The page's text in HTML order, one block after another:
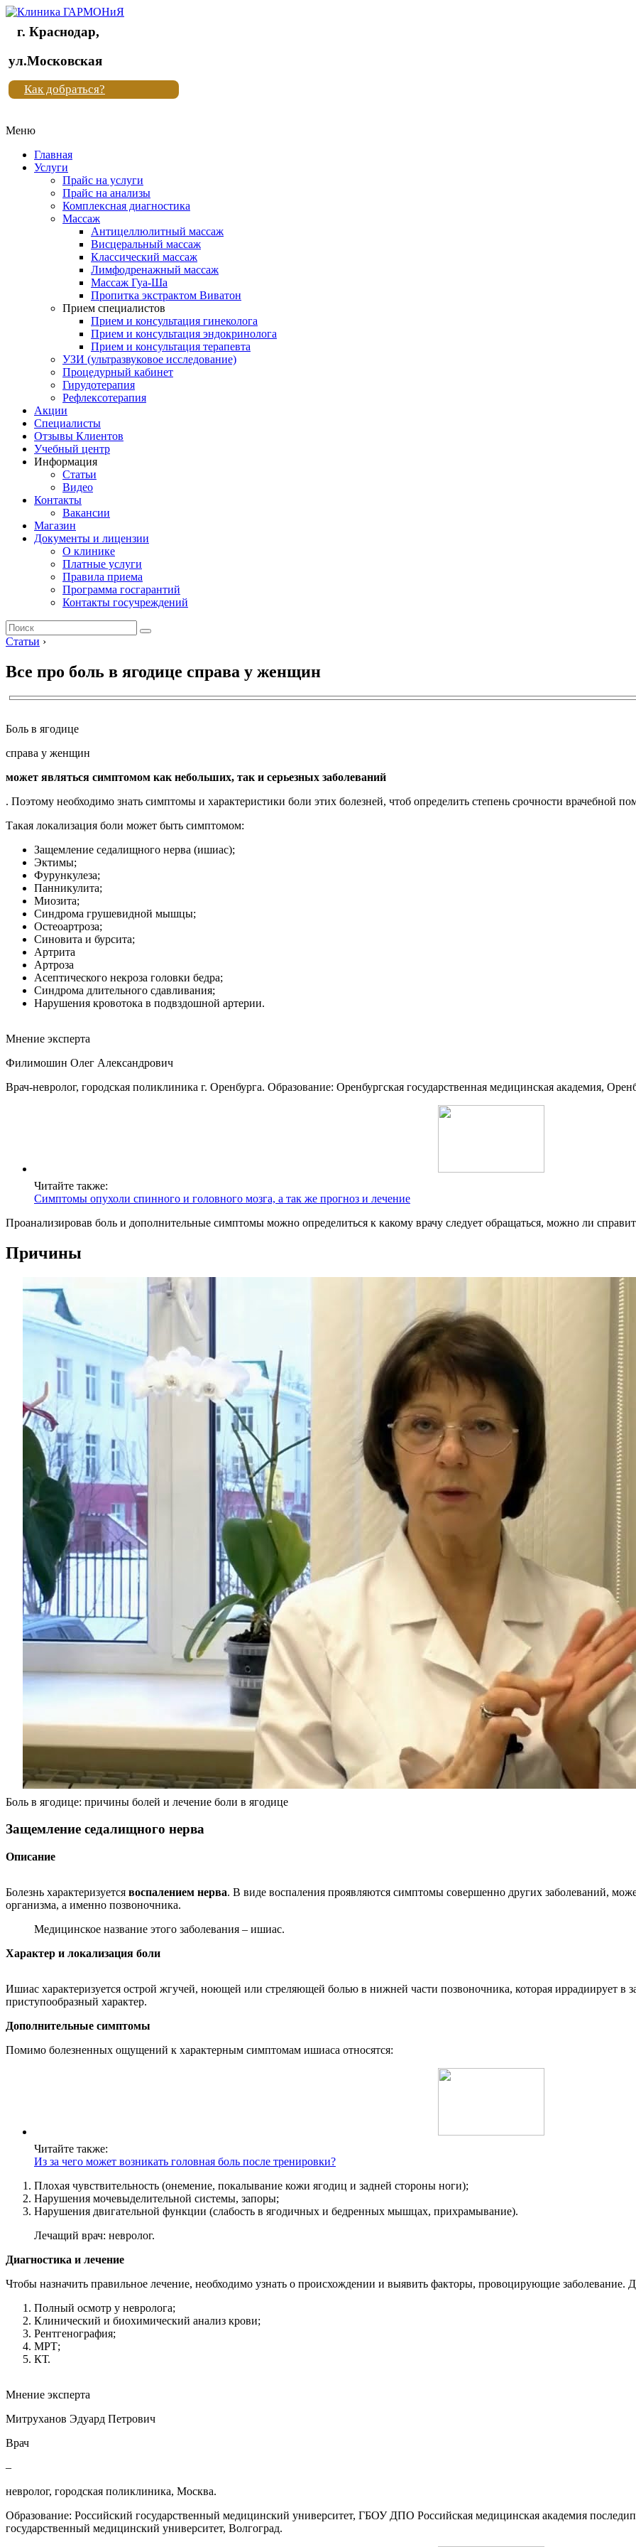
Клиника
"Новая
жизнь"
Клиника
жизнь"
г. Краснодар,
ул.Московская
Как добраться?
Меню
Главная
Услуги
Прайс на услуги
Прайс на анализы
Комплексная диагностика
Массаж
Антицеллюлитный массаж
Висцеральный массаж
Классический массаж
Лимфодренажный массаж
Массаж Гуа-Ша
Пропитка экстрактом Виватон
Прием специалистов
Прием и консультация гинеколога
Прием и консультация эндокринолога
Прием и консультация терапевта
УЗИ (ультразвуковое исследование)
Процедурный кабинет
Гирудотерапия
Рефлексотерапия
Акции
Специалисты
Отзывы Клиентов
Учебный центр
Информация
Статьи
Видео
Контакты
Вакансии
Магазин
Документы и лицензии
О клинике
Платные услуги
Правила приема
Программа госгарантий
Контакты госучреждений
Статьи ›
Все про боль в ягодице справа у женщин
Боль в ягодице
справа у женщин
может являться симптомом как небольших, так и серьезных заболеваний
. Поэтому необходимо знать симптомы и характеристики боли этих болезней, чтоб определить степень срочности врачебной
Такая локализация боли может быть симптомом:
Защемление седалищного нерва (ишиас);
Эктимы;
Фурункулеза;
Панникулита;
Миозита;
Синдрома грушевидной мышцы;
Остеоартроза;
Синовита и бурсита;
Артрита
Артроза
Асептического некроза головки бедра;
Синдрома длительного сдавливания;
Нарушения кровотока в подвздошной артерии.
Мнение эксперта
Филимошин Олег Александрович
Врач-невролог, городская поликлиника г. Оренбурга. Образование: Оренбургская государственная медицинская академия,
Читайте также:
Симптомы опухоли спинного и головного мозга, а так же прогноз и лечение
Проанализировав боль и дополнительные симптомы можно определиться к какому врачу следует обращаться, можно ли
Причины
Боль в ягодице: причины болей и лечение боли в ягодице
Защемление седалищного нерва
Описание
Болезнь характеризуется воспалением нерва. В виде воспаления проявляются симптомы совершенно других заболеваний,
организма, а именно позвоночника.
Медицинское название этого заболевания – ишиас.
Характер и локализация боли
Ишиас характеризуется острой жгучей, ноющей или стреляющей болью в нижней части позвоночника, которая иррадиирует в
приступообразный характер.
Дополнительные симптомы
Помимо болезненных ощущений к характерным симптомам ишиаса относятся:
Читайте также:
Из за чего может возникать головная боль после тренировки?
Плохая чувствительность (онемение, покалывание кожи ягодиц и задней стороны ноги);
Нарушения мочевыделительной системы, запоры;
Нарушения двигательной функции (слабость в ягодичных и бедренных мышцах, прихрамывание).
Лечащий врач: невролог.
Диагностика и лечение
Чтобы назначить правильное лечение, необходимо узнать о происхождении и выявить факторы, провоцирующие заболевание.
Полный осмотр у невролога;
Клинический и биохимический анализ крови;
Рентгенография;
МРТ;
КТ.
Мнение эксперта
Митруханов Эдуард Петрович
Врач
–
невролог, городская поликлиника, Москва.
Образование: Российский государственный медицинский университет, ГБОУ ДПО Российская медицинская академия
государственный медицинский университет, Волгоград.